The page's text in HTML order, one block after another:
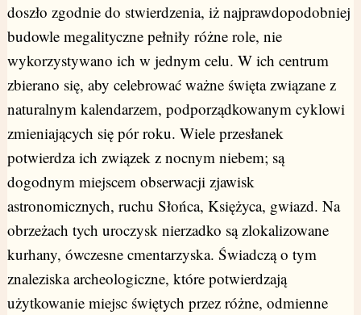
doszło zgodnie do stwierdzenia, iż najprawdopodobniej
budowle megalityczne pełniły różne role, nie
wykorzystywano ich w jednym celu. W ich centrum
zbierano się, aby celebrować ważne święta związane z
naturalnym kalendarzem, podporządkowanym cyklowi
zmieniających się pór roku. Wiele przesłanek
potwierdza ich związek z nocnym niebem; są
dogodnym miejscem obserwacji zjawisk
astronomicznych, ruchu Słońca, Księżyca, gwiazd. Na
obrzeżach tych uroczysk nierzadko są zlokalizowane
kurhany, ówczesne cmentarzyska. Świadczą o tym
znaleziska archeologiczne, które potwierdzają
użytkowanie miejsc świętych przez różne, odmienne